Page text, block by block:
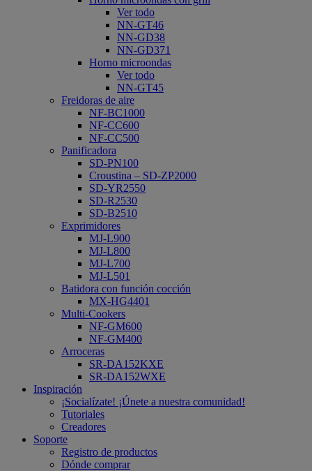
Ver todo
NN-GT46
NN-GD38
NN-GD371
Horno microondas
Ver todo
NN-GT45
Freidoras de aire
NF-BC1000
NF-CC600
NF-CC500
Panificadora
SD-PN100
Croustina – SD-ZP2000
SD-YR2550
SD-R2530
SD-B2510
Exprimidores
MJ-L900
MJ-L800
MJ-L700
MJ-L501
Batidora con función cocción
MX-HG4401
Multi-Cookers
NF-GM600
NF-GM400
Arroceras
SR-DA152KXE
SR-DA152WXE
Inspiración
¡Socialízate! ¡Únete a nuestra comunidad!
Tutoriales
Creadores
Soporte
Registro de productos
Dónde comprar